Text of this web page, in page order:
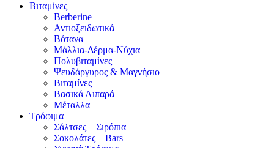
Βιταμίνες
Berberine
Αντιοξειδωτικά
Βότανα
Μάλλια-Δέρμα-Νύχια
Πολυβιταμίνες
Ψευδάργυρος & Μαγνήσιο
Βιταμίνες
Βασικά Λιπαρά
Μέταλλα
Τρόφιμα
Σάλτσες – Σιρόπια
Σοκολάτες – Bars